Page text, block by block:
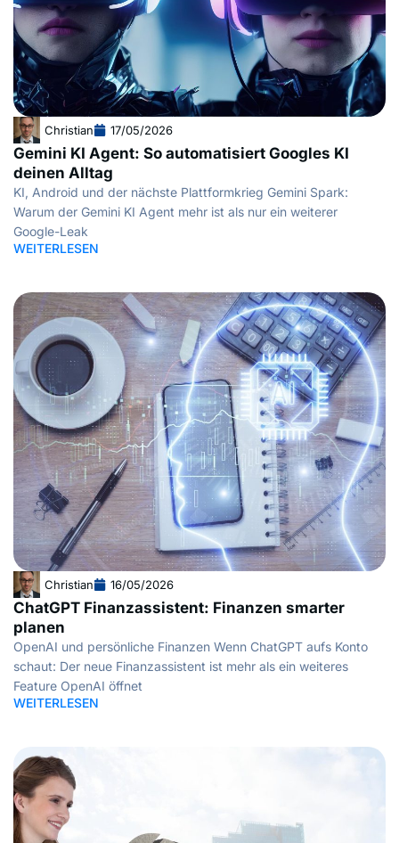
Christian 17/05/2026
Gemini KI Agent: So automatisiert Googles KI
deinen Alltag
KI, Android und der nächste Plattformkrieg Gemini Spark:
Warum der Gemini KI Agent mehr ist als nur ein weiterer
Google-Leak
WEITERLESEN
Christian 16/05/2026
ChatGPT Finanzassistent: Finanzen smarter
planen
OpenAI und persönliche Finanzen Wenn ChatGPT aufs Konto
schaut: Der neue Finanzassistent ist mehr als ein weiteres
Feature OpenAI öffnet
WEITERLESEN